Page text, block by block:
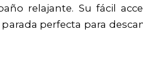
relajante. Su fácil
perfecta para